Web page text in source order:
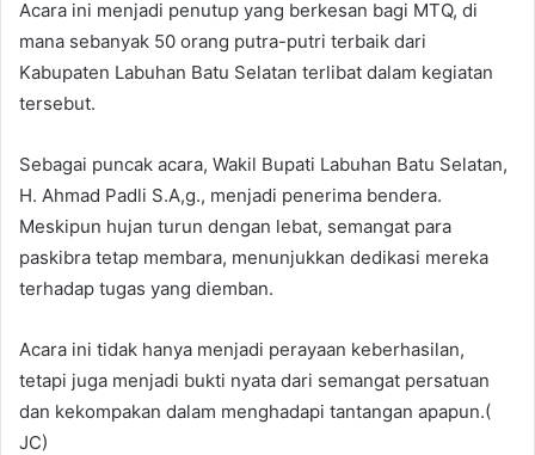
Acara ini menjadi penutup yang berkesan bagi MTQ, di
mana sebanyak 50 orang putra-putri terbaik dari
Kabupaten Labuhan Batu Selatan terlibat dalam kegiatan
tersebut.
Sebagai puncak acara, Wakil Bupati Labuhan Batu Selatan,
H. Ahmad Padli S.A,g., menjadi penerima bendera.
Meskipun hujan turun dengan lebat, semangat para
paskibra tetap membara, menunjukkan dedikasi mereka
terhadap tugas yang diemban.
Acara ini tidak hanya menjadi perayaan keberhasilan,
tetapi juga menjadi bukti nyata dari semangat persatuan
dan kekompakan dalam menghadapi tantangan apapun.(
JC)